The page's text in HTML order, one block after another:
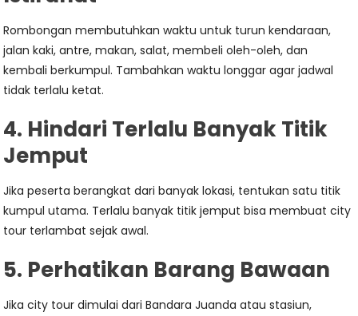
Rombongan membutuhkan waktu untuk turun kendaraan,
jalan kaki, antre, makan, salat, membeli oleh-oleh, dan
kembali berkumpul. Tambahkan waktu longgar agar jadwal
tidak terlalu ketat.
4. Hindari Terlalu Banyak Titik
Jemput
Jika peserta berangkat dari banyak lokasi, tentukan satu titik
kumpul utama. Terlalu banyak titik jemput bisa membuat city
tour terlambat sejak awal.
5. Perhatikan Barang Bawaan
Jika city tour dimulai dari Bandara Juanda atau stasiun,